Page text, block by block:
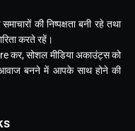
की निष्पक्षता बनी रहे तथा
करते रहें।
कर, सोशल मीडिया अकाउंट्स को
बनने में आपके साथ होने की